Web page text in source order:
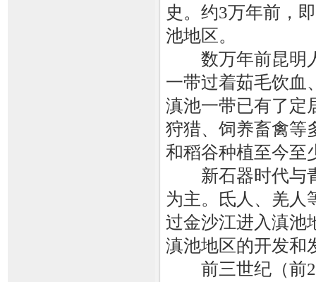
史。约3万年前，
池地区。
数万年前昆明
一带过着茹毛饮血
滇池一带已有了定
狩猎、饲养畜禽等
和稻谷种植至今至
新石器时代与青
为主。氐人、羌人
过金沙江进入滇池
滇池地区的开发和
前三世纪（前